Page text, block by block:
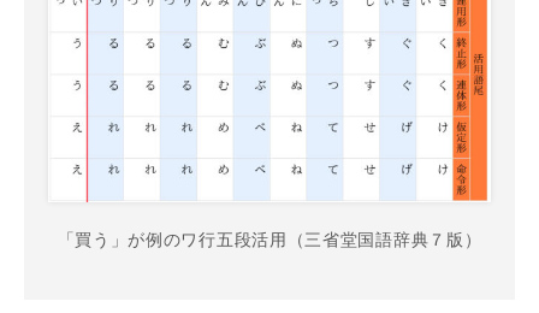
「買う」が例のワ行五段活用（三省堂国語辞典７版）